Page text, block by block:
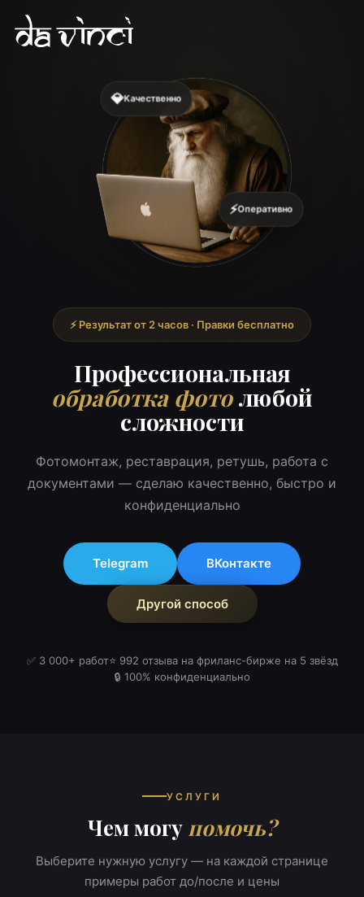
⚡ Результат от 2 часов · Правки бесплатно
Профессиональная
обработка фотолюбой
сложности
Фотомонтаж, реставрация, ретушь, работа с
документами — сделаю качественно, быстро и
конфиденциально
Telegram ВКонтакте
Другой способ
✅ 3 000+ работ⭐ 992 отзыва на фриланс-бирже на 5 звёзд
🔒 100% конфиденциально
💎Качественно
⚡Оперативно
УСЛУГИ
Чем могу помочь?
Выберите нужную услугу — на каждой странице
примеры работ до/после и цены